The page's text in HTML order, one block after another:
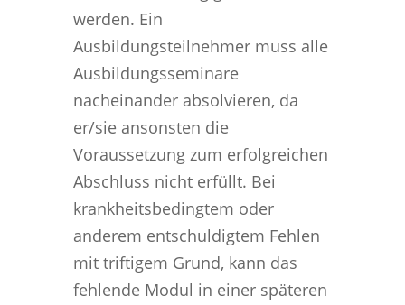
werden. Ein
Ausbildungsteilnehmer muss alle
Ausbildungsseminare
nacheinander absolvieren, da
er/sie ansonsten die
Voraussetzung zum erfolgreichen
Abschluss nicht erfüllt. Bei
krankheitsbedingtem oder
anderem entschuldigtem Fehlen
mit triftigem Grund, kann das
fehlende Modul in einer späteren